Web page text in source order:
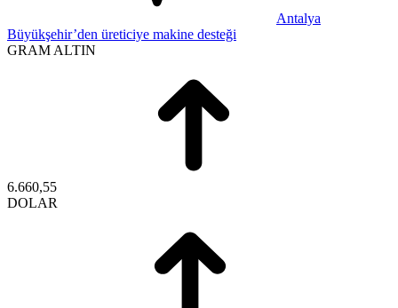
Antalya
Büyükşehir’den üreticiye makine desteği
GRAM ALTIN
6.660,55
DOLAR